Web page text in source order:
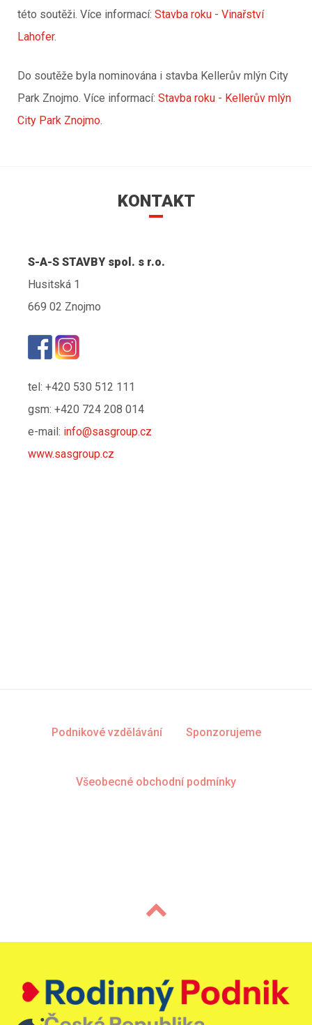
této soutěži. Více informací: Stavba roku - Vinařství
Lahofer.
Do soutěže byla nominována i stavba Kellerův mlýn City
Park Znojmo. Více informací: Stavba roku - Kellerův mlýn
City Park Znojmo.
KONTAKT
S-A-S STAVBY spol. s r.o.
Husitská 1
669 02 Znojmo
tel: +420 530 512 111
gsm: +420 724 208 014
e-mail: info@sasgroup.cz
www.sasgroup.cz
Podnikové vzdělávání Sponzorujeme
Všeobecné obchodní podmínky